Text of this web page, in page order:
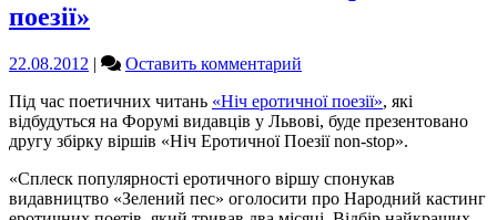
поезії»
22.08.2012 | Оставить комментарий
Львове
меня
ждет
еротичної
поезії»
Під час поетичних читань «Ніч еротичної поезії», які
відбудуться на Форумі видавців у Львові, буде презентовано
другу збірку віршів «Ніч Еротичної Поезії non-stop».
«Сплеск популярності еротичного віршу спонукав
видавництво «Зелений пес» оголосити про Народний кастинг